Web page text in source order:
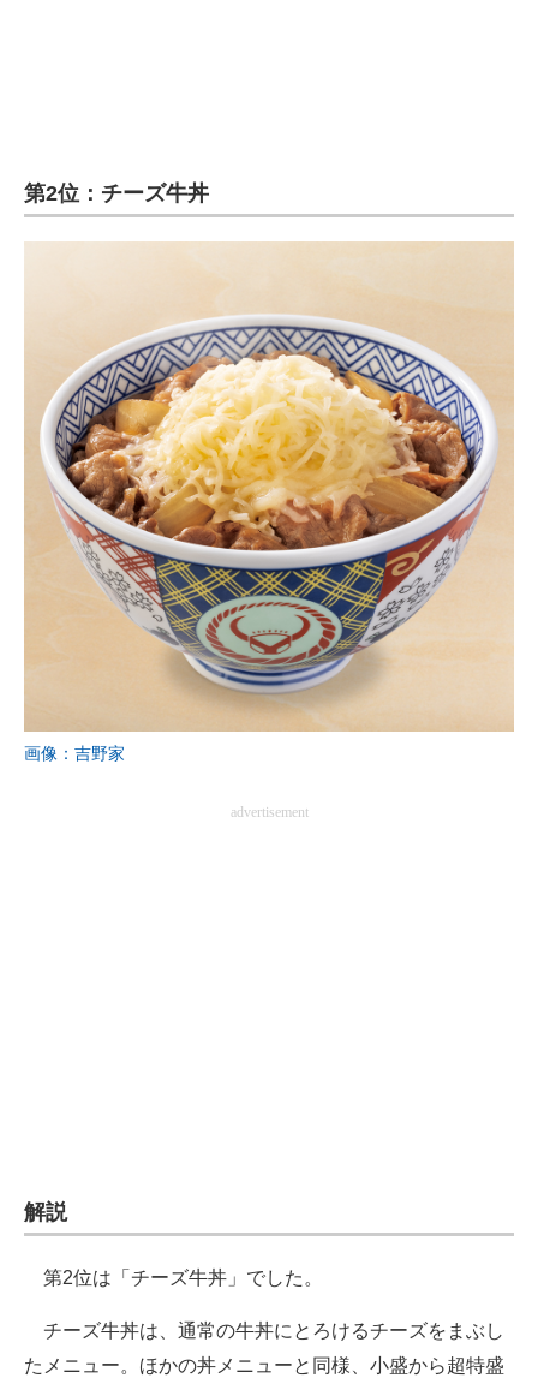
第2位：チーズ牛丼
画像：吉野家
advertisement
解説
第2位は「チーズ牛丼」でした。
チーズ牛丼は、通常の牛丼にとろけるチーズをまぶし
たメニュー。ほかの丼メニューと同様、小盛から超特盛